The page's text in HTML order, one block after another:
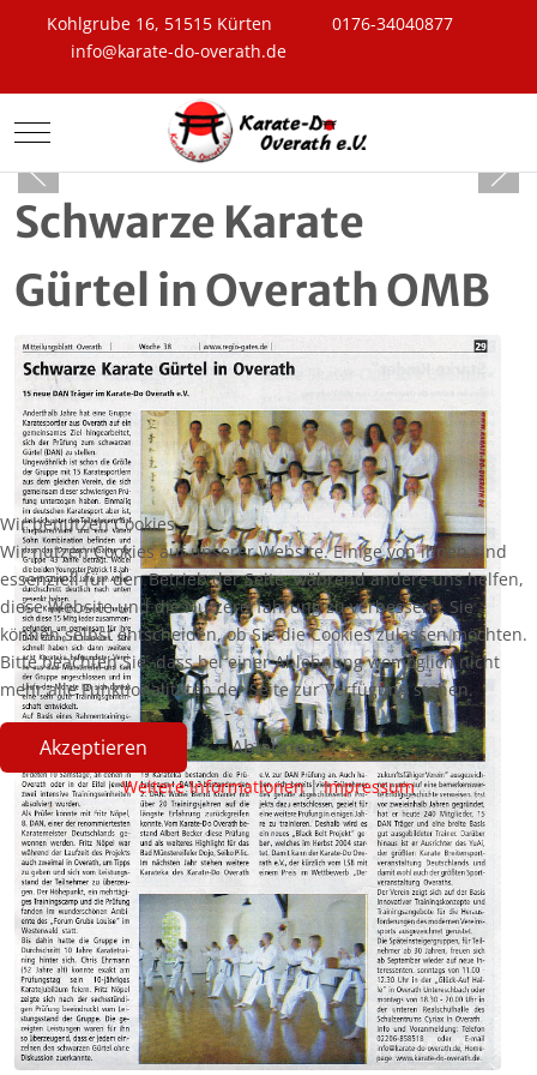
Kohlgrube 16, 51515 Kürten
0176-34040877
info@karate-do-overath.de
Mobile Menu Toggle
Schwarze Karate
Gürtel in Overath OMB
Wir benutzen Cookies
Wir nutzen Cookies auf unserer Website. Einige von ihnen sind
essenziell für den Betrieb der Seite, während andere uns helfen,
diese Website und die Nutzererfahrung zu verbessern. Sie
können selbst entscheiden, ob Sie die Cookies zulassen möchten.
Bitte beachten Sie, dass bei einer Ablehnung womöglich nicht
mehr alle Funktionalitäten der Seite zur Verfügung stehen.
Akzeptieren Ablehnen
Weitere Informationen|Impressum